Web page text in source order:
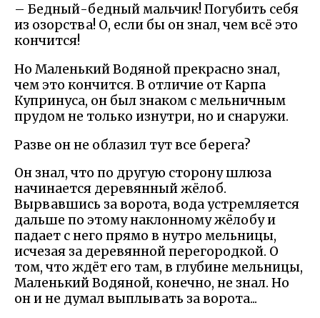
– Бедный-бедный мальчик! Погубить себя
из озорства! О, если бы он знал, чем всё это
кончится!
Но Маленький Водяной прекрасно знал,
чем это кончится. В отличие от Карпа
Купринуса, он был знаком с мельничным
прудом не только изнутри, но и снаружи.
Разве он не облазил тут все берега?
Он знал, что по другую сторону шлюза
начинается деревянный жёлоб.
Вырвавшись за ворота, вода устремляется
дальше по этому наклонному жёлобу и
падает с него прямо в нутро мельницы,
исчезая за деревянной перегородкой. О
том, что ждёт его там, в глубине мельницы,
Маленький Водяной, конечно, не знал. Но
он и не думал выплывать за ворота...